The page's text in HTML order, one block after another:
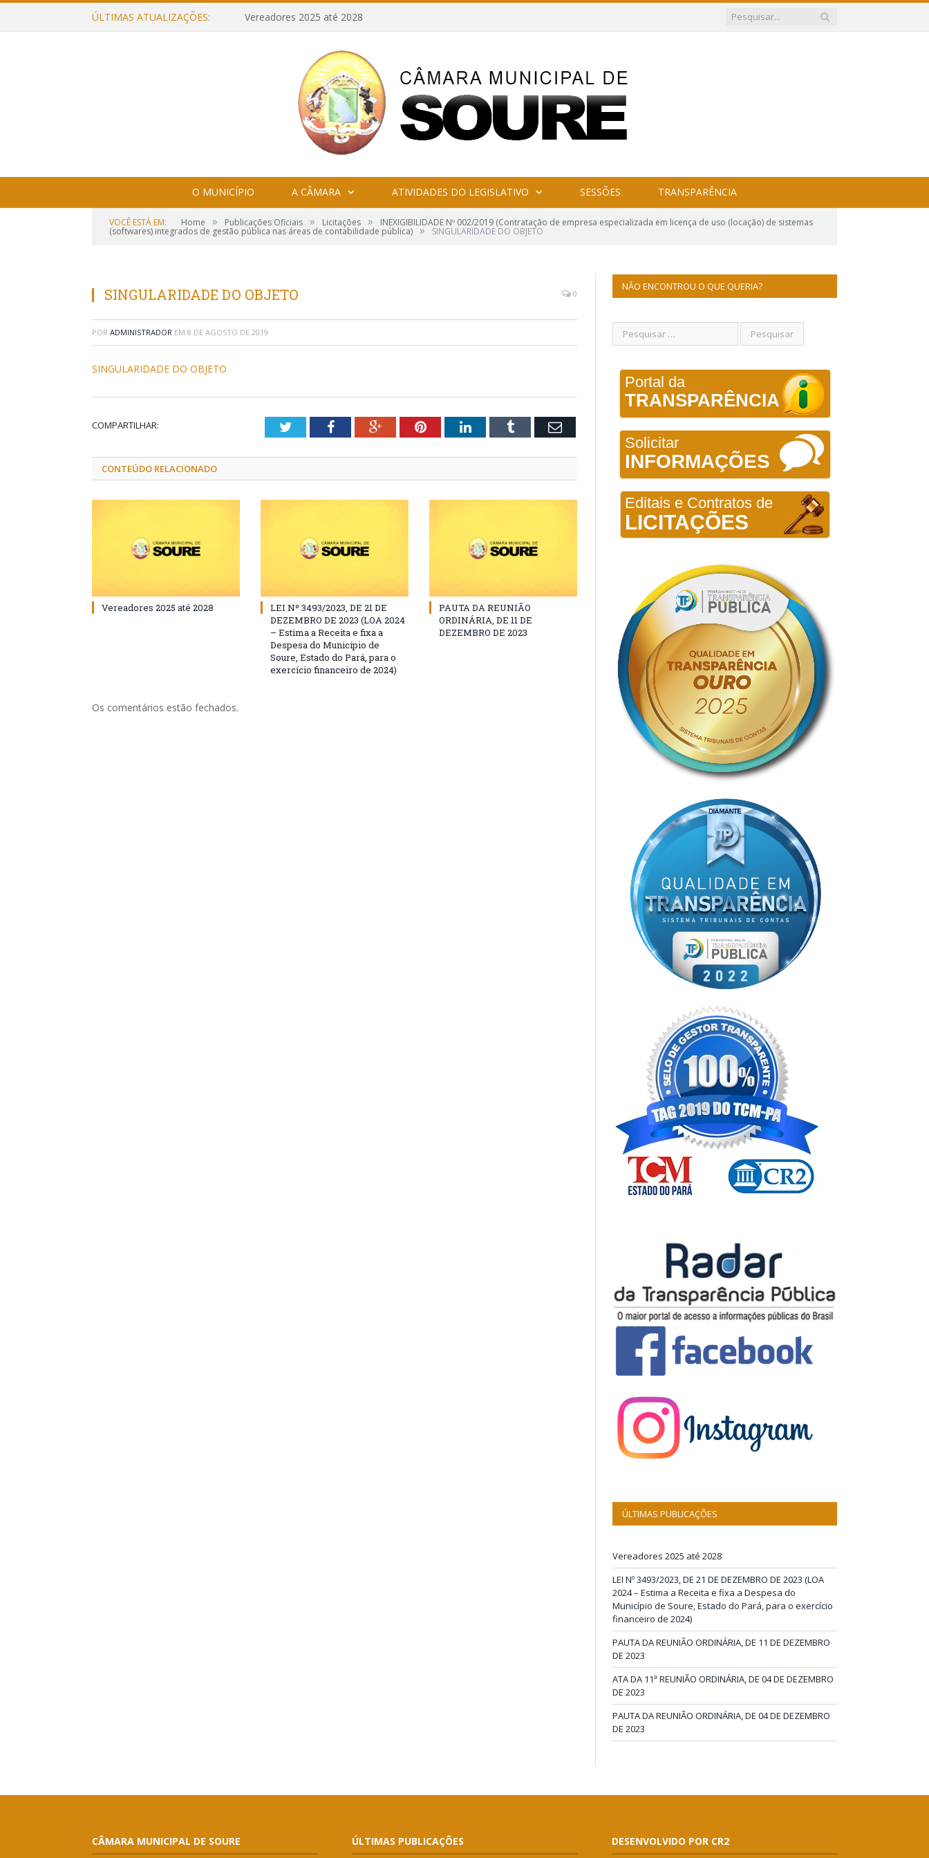
ÚLTIMAS ATUALIZAÇÕES: Vereadores 2025 até 2028
O MUNICÍPIO A CÂMARA ATIVIDADES DO LEGISLATIVO SESSÕES TRANSPARÊNCIA
VOCÊ ESTÁ EM: Home » Publicações Oficiais » Licitações » INEXIGIBILIDADE Nº 002/2019 (Contratação de empresa especializada em licença de uso (locação) de sistemas
(softwares) integrados de gestão pública nas áreas de contabilidade pública) » SINGULARIDADE DO OBJETO
SINGULARIDADE DO OBJETO 0
POR ADMINISTRADOR EM 8 DE AGOSTO DE 2019
SINGULARIDADE DO OBJETO
COMPARTILHAR: TwitterFacebookGoogle+PinterestLinkedInTumblr Email
CONTEÚDO RELACIONADO
Vereadores 2025 até 2028
LEI Nº 3493/2023, DE 21 DE
DEZEMBRO DE 2023 (LOA 2024
– Estima a Receita e fixa a
Despesa do Município de
Soure, Estado do Pará, para o
exercício financeiro de 2024)
PAUTA DA REUNIÃO
ORDINÁRIA, DE 11 DE
DEZEMBRO DE 2023
Os comentários estão fechados.
NÃO ENCONTROU O QUE QUERIA?
Portal da
TRANSPARÊNCIA
Solicitar
INFORMAÇÕES
Editais e Contratos de
LICITAÇÕES
ÚLTIMAS PUBLICAÇÕES
Vereadores 2025 até 2028
LEI Nº 3493/2023, DE 21 DE DEZEMBRO DE 2023 (LOA
2024 – Estima a Receita e fixa a Despesa do
Município de Soure, Estado do Pará, para o exercício
financeiro de 2024)
PAUTA DA REUNIÃO ORDINÁRIA, DE 11 DE DEZEMBRO
DE 2023
ATA DA 11ª REUNIÃO ORDINÁRIA, DE 04 DE DEZEMBRO
DE 2023
PAUTA DA REUNIÃO ORDINÁRIA, DE 04 DE DEZEMBRO
DE 2023
CÂMARA MUNICIPAL DE SOURE ÚLTIMAS PUBLICAÇÕES DESENVOLVIDO POR CR2